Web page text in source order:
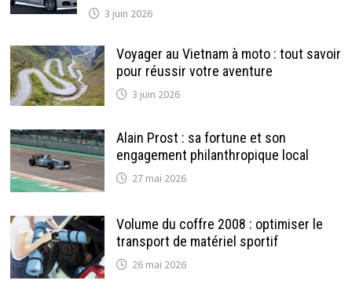
3 juin 2026
Voyager au Vietnam à moto : tout savoir
pour réussir votre aventure
3 juin 2026
Alain Prost : sa fortune et son
engagement philanthropique local
27 mai 2026
Volume du coffre 2008 : optimiser le
transport de matériel sportif
26 mai 2026